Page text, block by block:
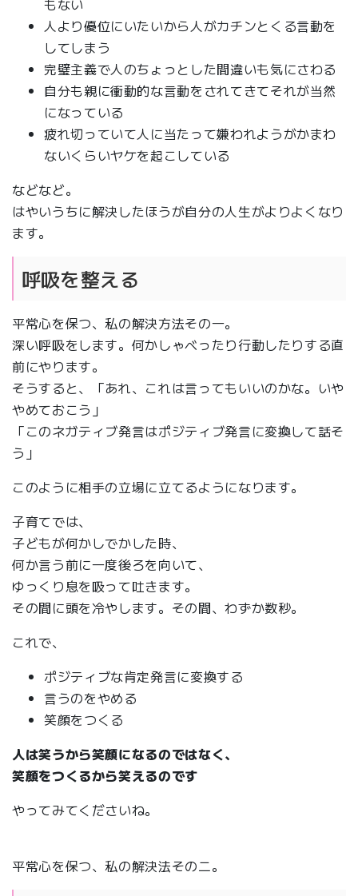
もない
人より優位にいたいから人がカチンとくる言動を
してしまう
完璧主義で人のちょっとした間違いも気にさわる
自分も親に衝動的な言動をされてきてそれが当然
になっている
疲れ切っていて人に当たって嫌われようがかまわ
ないくらいヤケを起こしている
などなど。
はやいうちに解決したほうが自分の人生がよりよくなり
ます。
呼吸を整える
平常心を保つ、私の解決方法その一。
深い呼吸をします。何かしゃべったり行動したりする直
前にやります。
そうすると、「あれ、これは言ってもいいのかな。いや
やめておこう」
「このネガティブ発言はポジティブ発言に変換して話そ
う」
このように相手の立場に立てるようになります。
子育てでは、
子どもが何かしでかした時、
何か言う前に一度後ろを向いて、
ゆっくり息を吸って吐きます。
その間に頭を冷やします。その間、わずか数秒。
これで、
ポジティブな肯定発言に変換する
言うのをやめる
笑顔をつくる
人は笑うから笑顔になるのではなく、
笑顔をつくるから笑えるのです
やってみてくださいね。
平常心を保つ、私の解決法その二。